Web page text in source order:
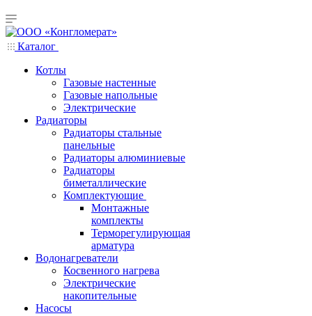
Каталог
Котлы
Газовые настенные
Газовые напольные
Электрические
Радиаторы
Радиаторы стальные
панельные
Радиаторы алюминиевые
Радиаторы
биметаллические
Комплектующие
Монтажные
комплекты
Терморегулирующая
арматура
Водонагреватели
Косвенного нагрева
Электрические
накопительные
Насосы